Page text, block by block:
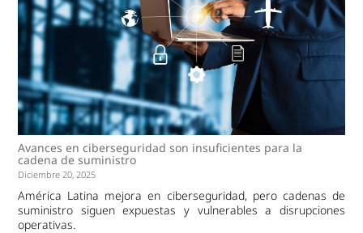
Avances en ciberseguridad son insuficientes para la
cadena de suministro
Diciembre 20, 2025
América Latina mejora en ciberseguridad, pero cadenas de
suministro siguen expuestas y vulnerables a disrupciones
operativas.